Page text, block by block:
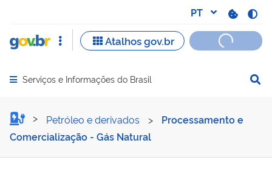
Abrir menu principal de navegação
Serviços e Informações do Brasil
Solicitar transferência de
Petróleo e derivados >
Processamento e
Comercialização - Gás Natural